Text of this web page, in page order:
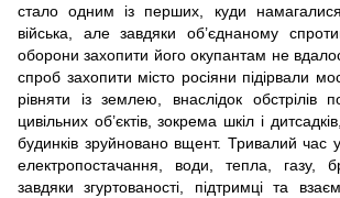
стало одним із перших, куди
війська, але завдяки об’єднаному
оборони захопити його окупантам не
спроб захопити місто росіяни підірвали
рівняти із землею, внаслідок обстрілів
цивільних об’єктів, зокрема шкіл і
будинків зруйновано вщент. Тривалий час
електропостачання, води, тепла, газу,
завдяки згуртованості, підтримці та